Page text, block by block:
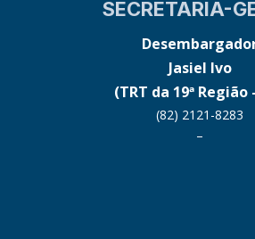
SECRETARIA-
Jasiel Ivo
(TRT da 19ª Região
(82) 2121-8283
–